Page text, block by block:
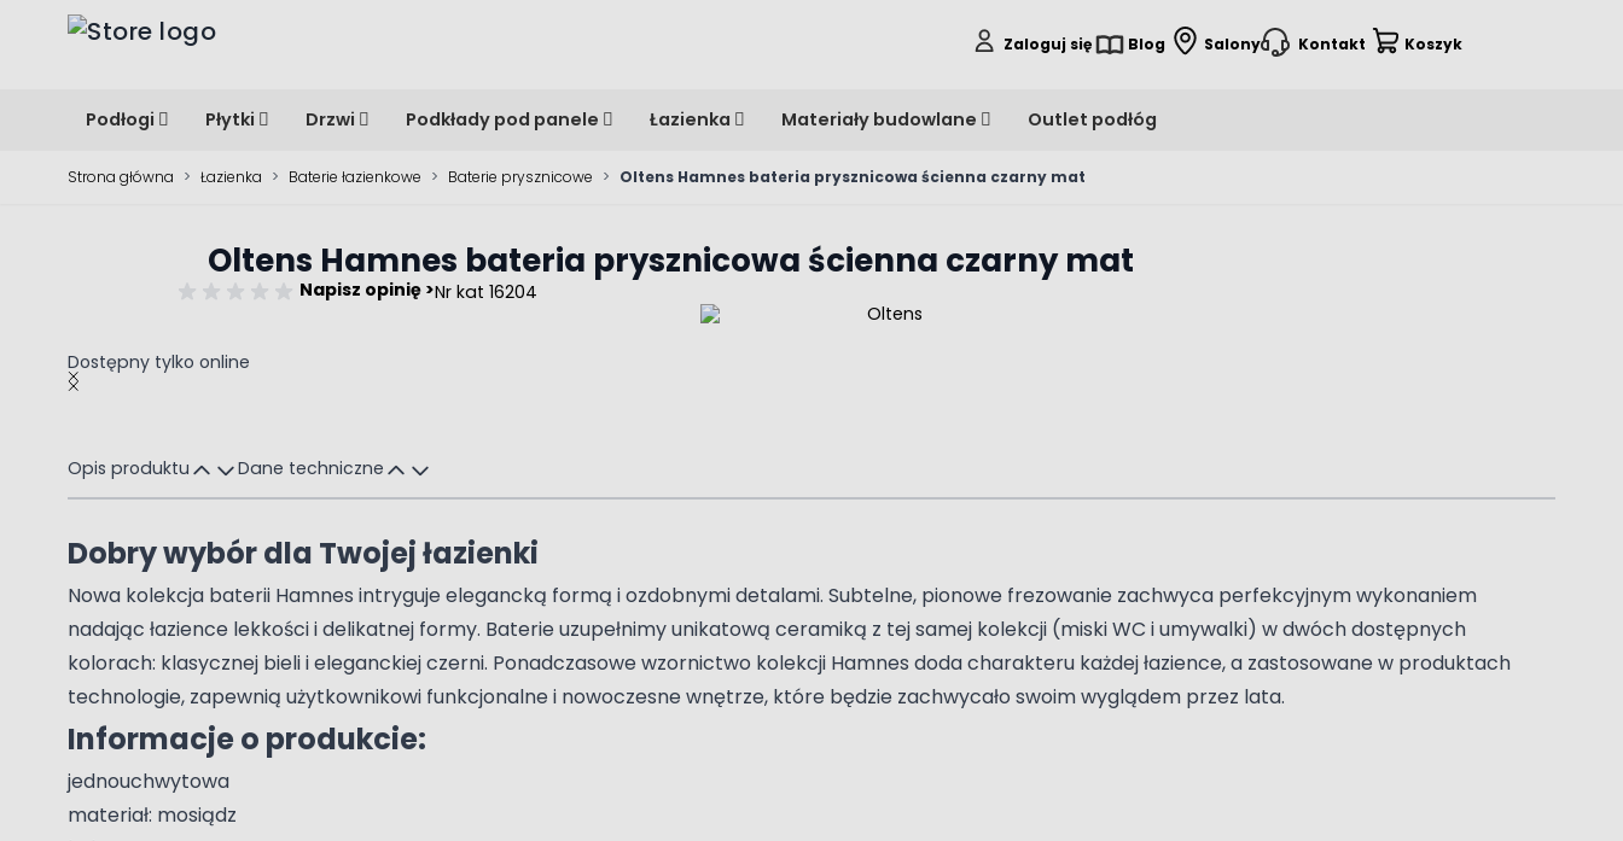
Przejdź do treści
Zaloguj się Blog Salony Kontakt Koszyk
Podłogi Płytki Drzwi Podkłady pod panele Łazienka Materiały budowlane Outlet podłóg
Strona główna > Łazienka > Baterie łazienkowe > Baterie prysznicowe > Oltens Hamnes bateria prysznicowa ścienna czarny mat
Oltens Hamnes bateria prysznicowa ścienna czarny mat
Napisz opinię >Nr kat 16204
Dostępny tylko online
Main image
Click to view image in fullscreen
Opis produktu Dane techniczne
Dobry wybór dla Twojej łazienki
Nowa kolekcja baterii Hamnes intryguje elegancką formą i ozdobnymi detalami. Subtelne, pionowe frezowanie zachwyca perfekcyjnym wykonaniem
nadając łazience lekkości i delikatnej formy. Baterie uzupełnimy unikatową ceramiką z tej samej kolekcji (miski WC i umywalki) w dwóch dostępnych
kolorach: klasycznej bieli i eleganckiej czerni. Ponadczasowe wzornictwo kolekcji Hamnes doda charakteru każdej łazience, a zastosowane w produktach
technologie, zapewnią użytkownikowi funkcjonalne i nowoczesne wnętrze, które będzie zachwycało swoim wyglądem przez lata.
Informacje o produkcie:
jednouchwytowa
materiał: mosiądz